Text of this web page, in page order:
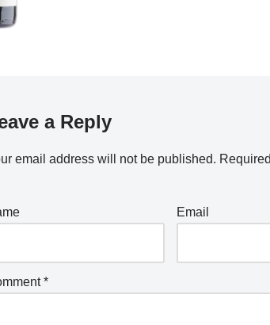
a Reply
email address will not be published.
Email
*